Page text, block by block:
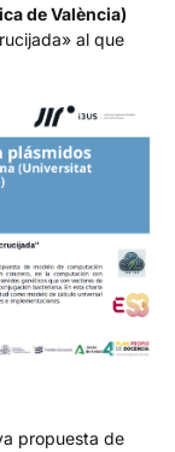
de València)
al que
propuesta de